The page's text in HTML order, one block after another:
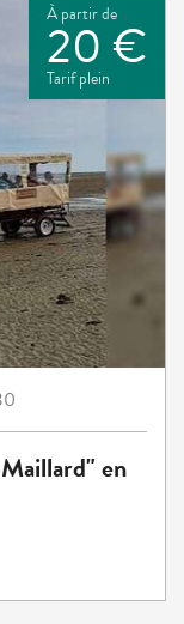
À partir de
20 €
Tarif plein
en